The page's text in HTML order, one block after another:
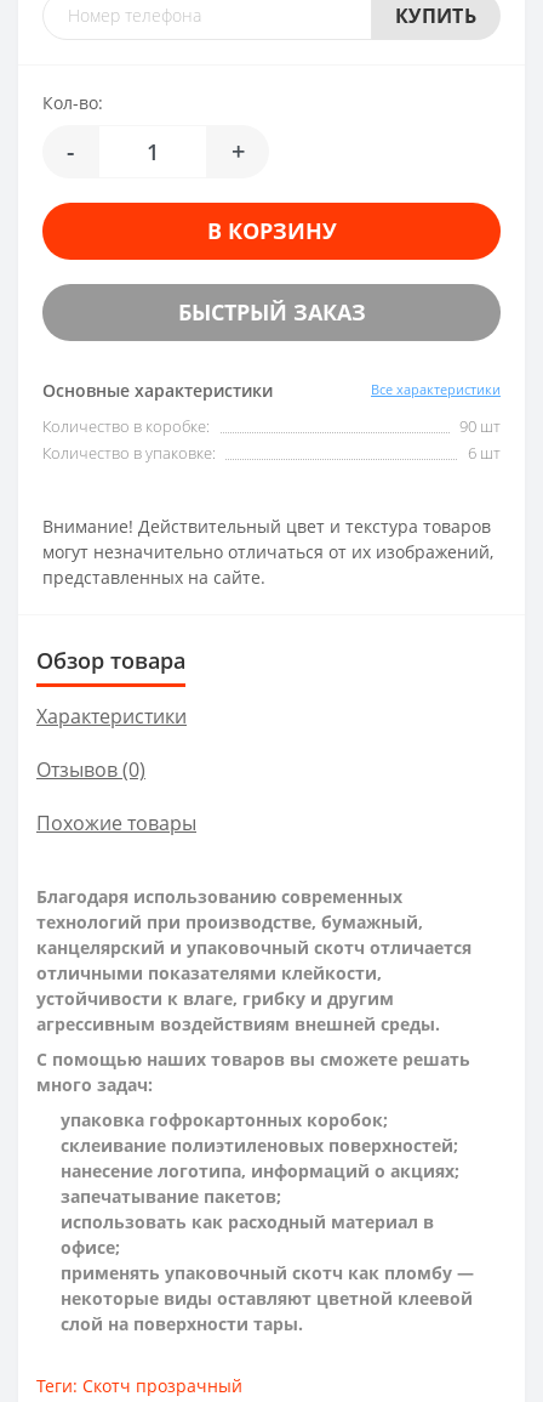
КУПИТЬ
Кол-во:
- +
В КОРЗИНУ
БЫСТРЫЙ ЗАКАЗ
Основные характеристики Все характеристики
Количество в коробке:
90 шт
Количество в упаковке:
6 шт
Внимание! Действительный цвет и текстура товаров
могут незначительно отличаться от их изображений,
представленных на сайте.
Обзор товара
Характеристики
Отзывов (0)
Похожие товары
Благодаря использованию современных
технологий при производстве, бумажный,
канцелярский и упаковочный скотч отличается
отличными показателями клейкости,
устойчивости к влаге, грибку и другим
агрессивным воздействиям внешней среды.
С помощью наших товаров вы сможете решать
много задач:
упаковка гофрокартонных коробок;
склеивание полиэтиленовых поверхностей;
нанесение логотипа, информаций о акциях;
запечатывание пакетов;
использовать как расходный материал в
офисе;
применять упаковочный скотч как пломбу —
некоторые виды оставляют цветной клеевой
слой на поверхности тары.
Теги: Скотч прозрачный